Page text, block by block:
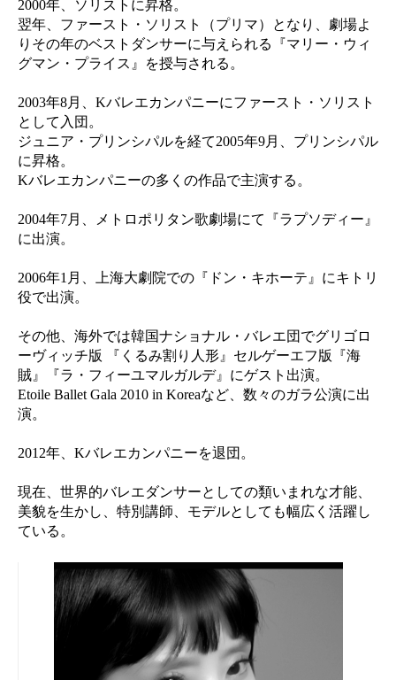
2000年、ソリストに昇格。
翌年、ファースト・ソリスト（プリマ）となり、劇場よ
りその年のベストダンサーに与えられる『マリー・ウィ
グマン・プライス』を授与される。
2003年8月、Kバレエカンパニーにファースト・ソリスト
として入団。
ジュニア・プリンシパルを経て2005年9月、プリンシパル
に昇格。
Kバレエカンパニーの多くの作品で主演する。
2004年7月、メトロポリタン歌劇場にて『ラプソディー』
に出演。
2006年1月、上海大劇院での『ドン・キホーテ』にキトリ
役で出演。
その他、海外では韓国ナショナル・バレエ団でグリゴロ
ーヴィッチ版 『くるみ割り人形』セルゲーエフ版『海
賊』『ラ・フィーユマルガルデ』にゲスト出演。
Etoile Ballet Gala 2010 in Koreaなど、数々のガラ公演に出
演。
2012年、Kバレエカンパニーを退団。
現在、世界的バレエダンサーとしての類いまれな才能、
美貌を生かし、特別講師、モデルとしても幅広く活躍し
ている。